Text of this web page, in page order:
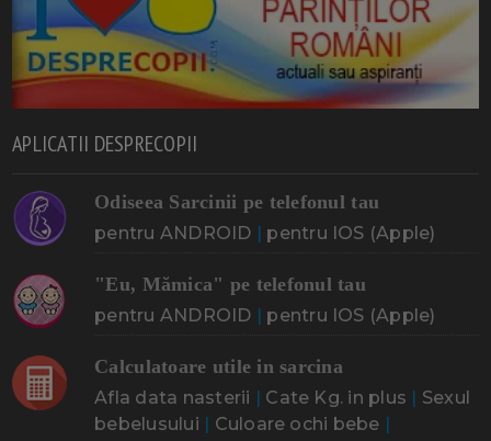
APLICATII DESPRECOPII
Odiseea Sarcinii pe telefonul tau
pentru ANDROID | pentru IOS (Apple)
"Eu, Mămica" pe telefonul tau
pentru ANDROID | pentru IOS (Apple)
Calculatoare utile in sarcina
Afla data nasterii | Cate Kg. in plus | Sexul
bebelusului | Culoare ochi bebe |